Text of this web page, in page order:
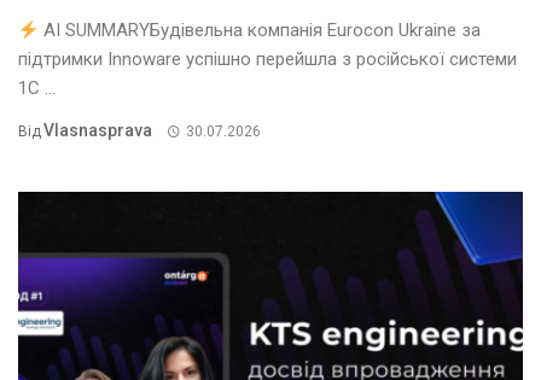
AI SUMMARYБудівельна компанія Eurocon Ukraine за
підтримки Innoware успішно перейшла з російської системи
1С ...
ВідVlasnasprava 30.07.2026